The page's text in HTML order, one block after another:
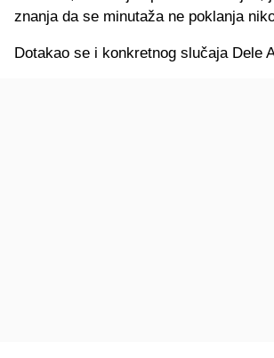
znanja da se minutaža ne poklanja
Dotakao se i konkretnog slučaja Dele